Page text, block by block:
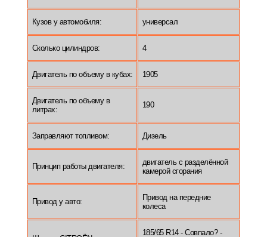
Кузов у автомобиля: универсал
Сколько цилиндров: 4
Двигатель по объему в кубах: 1905
Двигатель по объему в
литрах:
190
Заправляют топливом: Дизель
Принцип работы двигателя:
двигатель с разделённой
камерой сгорания
Привод у авто:
Привод на передние
колеса
185/65 R14 - Совпало? -